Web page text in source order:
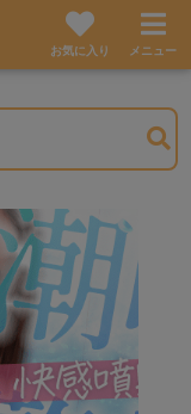
お気に入り メニュー